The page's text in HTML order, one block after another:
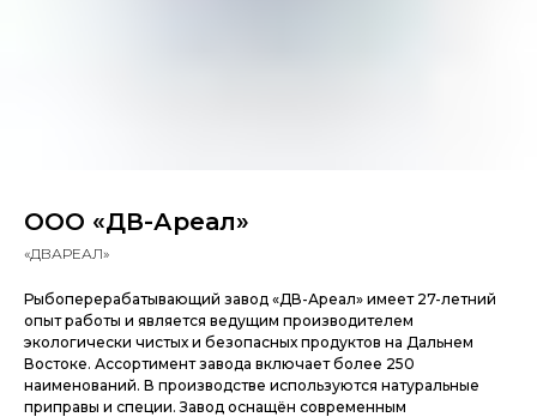
ООО «ДВ-Ареал»
«ДВАРЕАЛ»
Рыбоперерабатывающий завод «ДВ-Ареал» имеет 27-летний
опыт работы и является ведущим производителем
экологически чистых и безопасных продуктов на Дальнем
Востоке. Ассортимент завода включает более 250
наименований. В производстве используются натуральные
приправы и специи. Завод оснащён современным